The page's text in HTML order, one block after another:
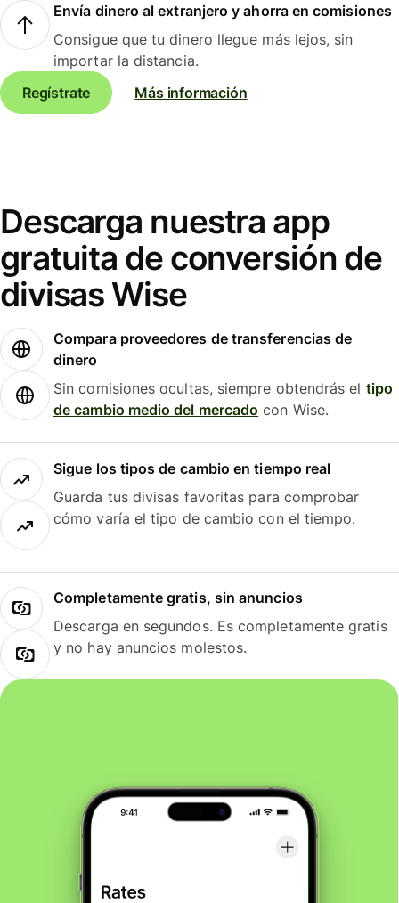
Envía dinero al extranjero y ahorra en comisiones
Consigue que tu dinero llegue más lejos, sin
importar la distancia.
Regístrate
Más información
Descarga nuestra app
gratuita de conversión de
divisas Wise
Compara proveedores de transferencias de
dinero
Sin comisiones ocultas, siempre obtendrás el tipo
de cambio medio del mercado con Wise.
Sigue los tipos de cambio en tiempo real
Guarda tus divisas favoritas para comprobar
cómo varía el tipo de cambio con el tiempo.
Completamente gratis, sin anuncios
Descarga en segundos. Es completamente gratis
y no hay anuncios molestos.